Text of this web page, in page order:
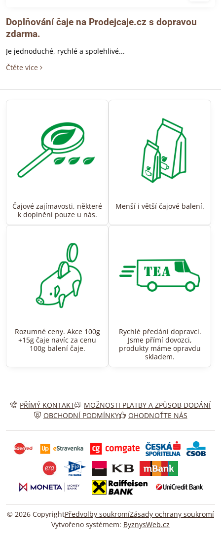
Doplňování čaje na Prodejcaje.cz s dopravou
zdarma.
Je jednoduché, rychlé a spolehlivé...
Čtěte více
Čajové zajímavosti, některé
k doplnění pouze u nás.
Menší i větší čajové balení.
Rozumné ceny. Akce 100g
+15g čaje navíc za cenu
100g balení čaje.
Rychlé předání dopravci.
Jsme přímí dovozci,
produkty máme opravdu
skladem.
PŘÍMÝ KONTAKT
MOŽNOSTI PLATBY A ZPŮSOB DODÁNÍ
OBCHODNÍ PODMÍNKY
OHODNOŤTE NÁS
© 2026 CopyrightPředvolby soukromíZásady ochrany soukromí
Vytvořeno systémem: ByznysWeb.cz